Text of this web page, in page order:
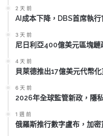
2 天 前
AI成本下降，DBS首席執
3 天 前
尼日利亞400億美元區塊鏈
4 天 前
貝萊德推出17億美元代幣
6 天 前
2026年全球監管新政，隱
1 週 前
俄羅斯推行數字盧布，加